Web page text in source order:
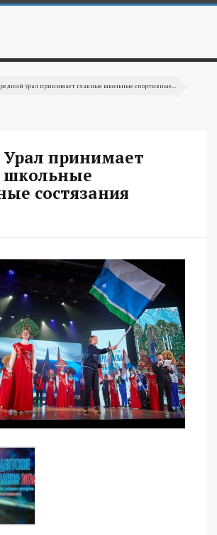
Урал принимает главные школьные спортивные...
принимает
школьные
состязания